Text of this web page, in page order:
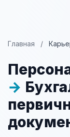
Главная /
→